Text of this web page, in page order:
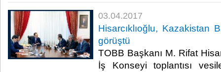
03.04.2017
Hisarcıklıoğlu, Kazakistan
görüştü
TOBB Başkanı M. Rifat
İş Konseyi toplantısı